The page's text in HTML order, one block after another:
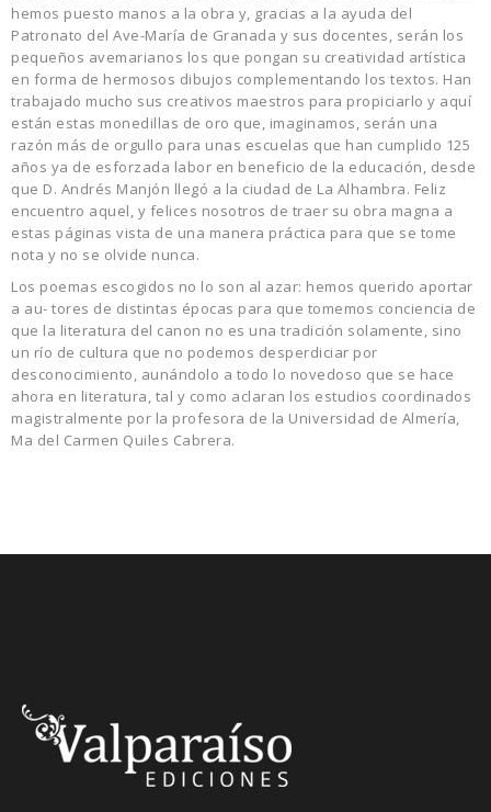
hemos puesto manos a la obra y, gracias a la ayuda del
Patronato del Ave-María de Granada y sus docentes, serán los
pequeños avemarianos los que pongan su creatividad artística
en forma de hermosos dibujos complementando los textos. Han
trabajado mucho sus creativos maestros para propiciarlo y aquí
están estas monedillas de oro que, imaginamos, serán una
razón más de orgullo para unas escuelas que han cumplido 125
años ya de esforzada labor en beneficio de la educación, desde
que D. Andrés Manjón llegó a la ciudad de La Alhambra. Feliz
encuentro aquel, y felices nosotros de traer su obra magna a
estas páginas vista de una manera práctica para que se tome
nota y no se olvide nunca.
Los poemas escogidos no lo son al azar: hemos querido aportar
a au- tores de distintas épocas para que tomemos conciencia de
que la literatura del canon no es una tradición solamente, sino
un río de cultura que no podemos desperdiciar por
desconocimiento, aunándolo a todo lo novedoso que se hace
ahora en literatura, tal y como aclaran los estudios coordinados
magistralmente por la profesora de la Universidad de Almería,
Ma del Carmen Quiles Cabrera.